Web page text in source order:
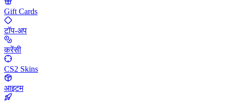
Gift Cards
टॉप-अप
करेंसी
CS2 Skins
आइटम